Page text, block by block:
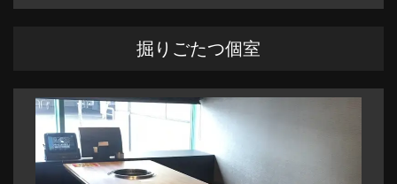
掘りごたつ個室